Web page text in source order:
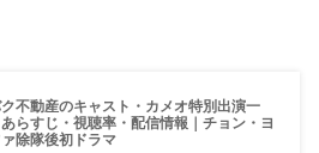
不動産のキャスト・カメオ特別出演一
らすじ・視聴率・配信情報｜チョン・ヨ
除隊後初ドラマ